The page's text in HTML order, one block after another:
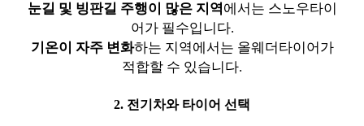
눈길 및 빙판길 주행이 많은 지역에서는 스노우타이
어가 필수입니다.
기온이 자주 변화하는 지역에서는 올웨더타이어가
적합할 수 있습니다.
2. 전기차와 타이어 선택